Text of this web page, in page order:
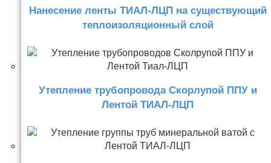
Нанесение ленты ТИАЛ-ЛЦП на существующий
теплоизоляционный слой
Утепление трубопровода Скорлупой ППУ и
Лентой ТИАЛ-ЛЦП